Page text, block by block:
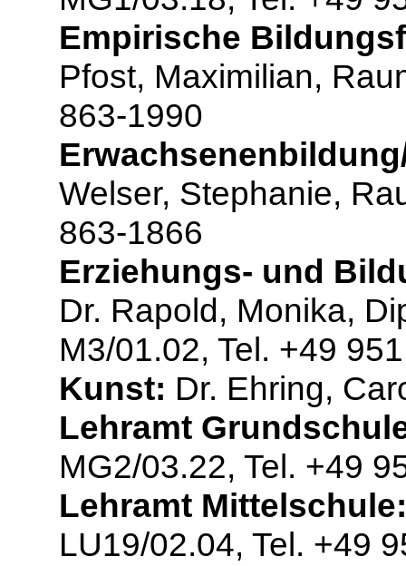
Empirische
Pfost, Maximilian,
863-1990
Welser, Stephanie,
863-1866
Erziehungs- und
Dr. Rapold, Monika,
M3/01.02, Tel. +49
Kunst: Dr. Ehring,
Lehramt
MG2/03.22, Tel. +49
Lehramt Mittelschule:
LU19/02.04, Tel. +49